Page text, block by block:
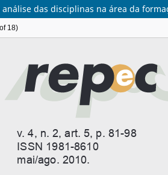
das disciplinas na área da